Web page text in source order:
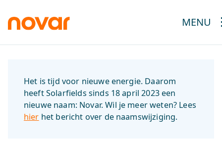
MENU
Het is tijd voor nieuwe energie. Daarom
heeft Solarfields sinds 18 april 2023 een
nieuwe naam: Novar. Wil je meer weten? Lees
hier het bericht over de naamswijziging.